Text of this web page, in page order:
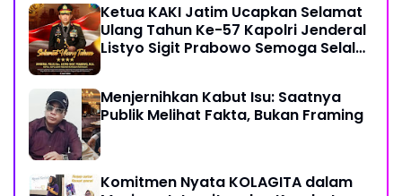
Ketua KAKI Jatim Ucapkan Selamat
Ulang Tahun Ke-57 Kapolri Jenderal
Listyo Sigit Prabowo Semoga Selalu
Menjernihkan Kabut Isu: Saatnya
Publik Melihat Fakta, Bukan Framing
Komitmen Nyata KOLAGITA dalam